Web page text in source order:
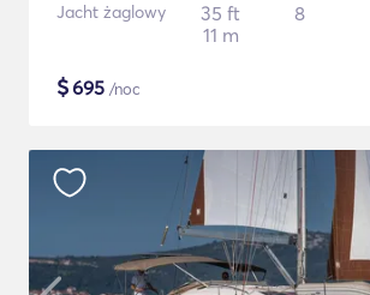
Jacht żaglowy
35 ft
11 m
8
$695 /noc